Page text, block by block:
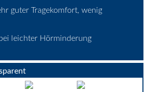
guter Tragekomfort, wenig
leichter Hörminderung